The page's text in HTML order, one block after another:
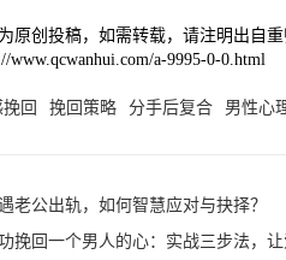
原创投稿，如需转载，请注明出自重
www.qcwanhui.com/a-9995-0-0.html
回 挽回策略 分手后复合 男性心
老公出轨，如何智慧应对与抉择？
挽回一个男人的心：实战三步法，